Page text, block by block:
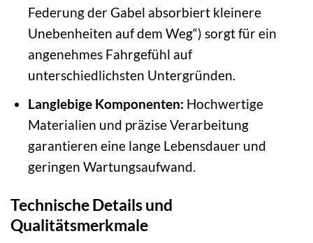
Federung der Gabel absorbiert kleinere
Unebenheiten auf dem Weg“) sorgt für ein
angenehmes Fahrgefühl auf
unterschiedlichsten Untergründen.
Langlebige Komponenten: Hochwertige
Materialien und präzise Verarbeitung
garantieren eine lange Lebensdauer und
geringen Wartungsaufwand.
Technische Details und
Qualitätsmerkmale